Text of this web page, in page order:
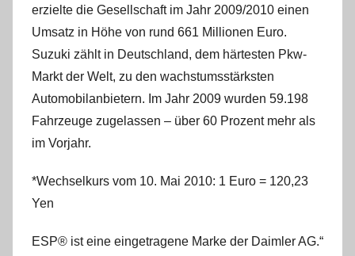
erzielte die Gesellschaft im Jahr 2009/2010 einen
Umsatz in Höhe von rund 661 Millionen Euro.
Suzuki zählt in Deutschland, dem härtesten Pkw-
Markt der Welt, zu den wachstumsstärksten
Automobilanbietern. Im Jahr 2009 wurden 59.198
Fahrzeuge zugelassen – über 60 Prozent mehr als
im Vorjahr.
*Wechselkurs vom 10. Mai 2010: 1 Euro = 120,23
Yen
ESP® ist eine eingetragene Marke der Daimler AG.“